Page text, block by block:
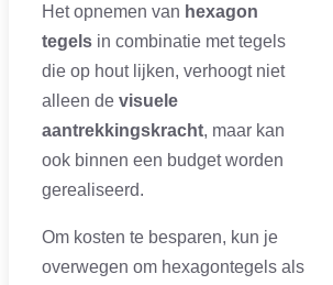
Het opnemen van hexagon
tegels in combinatie met tegels
die op hout lijken, verhoogt niet
alleen de visuele
aantrekkingskracht, maar kan
ook binnen een budget worden
gerealiseerd.
Om kosten te besparen, kun je
overwegen om hexagontegels als